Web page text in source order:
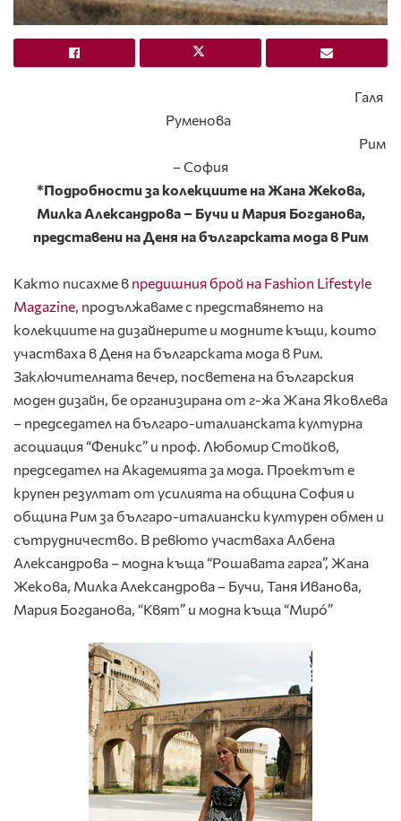
Галя
Руменова
Рим
– София
*Подробности за колекциите на Жана Жекова,
Милка Александрова – Бучи и Мария Богданова,
представени на Деня на българската мода в Рим
Както писахме в предишния брой на Fashion Lifestyle
Magazine, продължаваме с представянето на
колекциите на дизайнерите и модните къщи, които
участваха в Деня на българската мода в Рим.
Заключителната вечер, посветена на българския
моден дизайн, бе организирана от г-жа Жана Яковлева
– председател на българо-италианската културна
асоциация “Феникс” и проф. Любомир Стойков,
председател на Академията за мода. Проектът е
крупен резултат от усилията на община София и
община Рим за българо-италиански културен обмен и
сътрудничество. В ревюто участваха Албена
Александрова – модна къща “Рошавата гарга”, Жана
Жекова, Милка Александрова – Бучи, Таня Иванова,
Мария Богданова, “Квят” и модна къща “Мирó”